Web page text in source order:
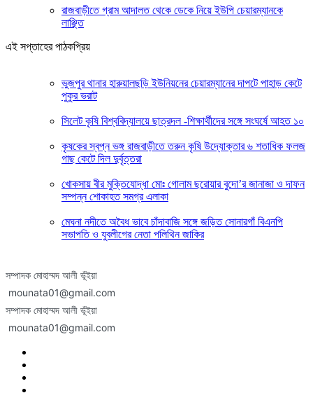
রাজবাড়ীতে গ্রাম আদালত থেকে ডেকে নিয়ে ইউপি চেয়ারম্যানকে
লাঞ্ছিত
এই সপ্তাহের পাঠকপ্রিয়
ভুজপুর থানার হারুয়ালছড়ি ইউনিয়নের চেয়ারম্যানের দাপটে পাহাড় কেটে
পুকুর ভরাট
সিলেট কৃষি বিশ্ববিদ্যালয়ে ছাত্রদল -শিক্ষার্থীদের সঙ্গে সংঘর্ষে আহত ১০
কৃষকের স্বপ্ন ভঙ্গ রাজবাড়ীতে তরুন কৃষি উদ্যোক্তার ৬ শতাধিক ফলজ
গাছ কেটে দিল দুর্বৃত্তরা
খোকসায় বীর মুক্তিযোদ্ধা মোঃ গোলাম ছরোয়ার বুদো’র জানাজা ও দাফন
সম্পন্ন শোকাহত সমগ্র এলাকা
মেঘনা নদীতে অবৈধ ভাবে চাঁদাবাজি সঙ্গে জড়িত সোনারগাঁ বিএনপি
সভাপতি ও যুবলীগের নেতা পলিথিন জাকির
সম্পাদক মোহাম্মদ আলী ভূঁইয়া
mounata01@gmail.com
সম্পাদক মোহাম্মদ আলী ভূঁইয়া
mounata01@gmail.com